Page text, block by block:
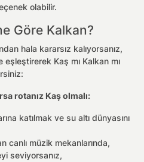
olabilir.
Göre Kalkan?
hala kararsız kalıyorsanız,
Kaş mı Kalkan mı
rotanız Kaş olmalı:
katılmak ve su altı dünyasını
canlı müzik mekanlarında,
seviyorsanız,